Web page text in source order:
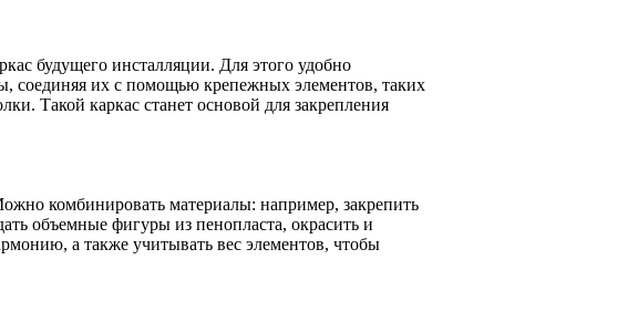
будущего инсталляции. Для этого удобно
соединяя их с помощью крепежных элементов, таких
Такой каркас станет основой для закрепления
комбинировать материалы: например, закрепить
объемные фигуры из пенопласта, окрасить и
а также учитывать вес элементов, чтобы